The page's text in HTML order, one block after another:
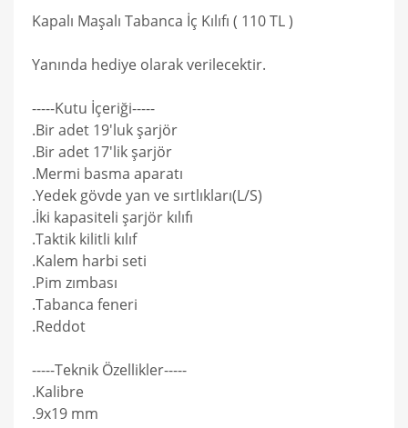
Kapalı Maşalı Tabanca İç Kılıfı ( 110 TL )
Yanında hediye olarak verilecektir.
-----Kutu İçeriği-----
.Bir adet 19'luk şarjör
.Bir adet 17'lik şarjör
.Mermi basma aparatı
.Yedek gövde yan ve sırtlıkları(L/S)
.İki kapasiteli şarjör kılıfı
.Taktik kilitli kılıf
.Kalem harbi seti
.Pim zımbası
.Tabanca feneri
.Reddot
-----Teknik Özellikler-----
.Kalibre
.9x19 mm